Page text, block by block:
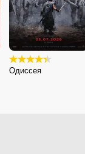
Одиссея